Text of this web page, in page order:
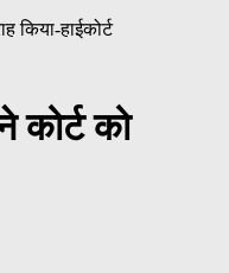
किया-हाईकोर्ट
कोर्ट को